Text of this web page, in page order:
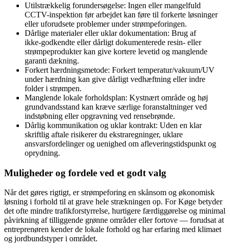
Utilstrækkelig forundersøgelse: Ingen eller mangelfuld
CCTV-inspektion før arbejdet kan føre til forkerte løsninger
eller uforudsete problemer under strømpeforingen.
Dårlige materialer eller uklar dokumentation: Brug af
ikke‑godkendte eller dårligt dokumenterede resin- eller
strømpeprodukter kan give kortere levetid og manglende
garanti dækning.
Forkert hærdningsmetode: Forkert temperatur/vakuum/UV
under hærdning kan give dårligt vedhæftning eller indre
folder i strømpen.
Manglende lokale forholdsplan: Kystnært område og høj
grundvandsstand kan kræve særlige foranstaltninger ved
indstøbning eller opgravning ved rensebrønde.
Dårlig kommunikation og uklar kontrakt: Uden en klar
skriftlig aftale risikerer du ekstraregninger, uklare
ansvarsfordelinger og uenighed om afleveringstidspunkt og
oprydning.
Muligheder og fordele ved et godt valg
Når det gøres rigtigt, er strømpeforing en skånsom og økonomisk
løsning i forhold til at grave hele strækningen op. For Køge betyder
det ofte mindre trafikforstyrrelse, hurtigere færdiggørelse og minimal
påvirkning af tilliggende grønne områder eller fortove — forudsat at
entreprenøren kender de lokale forhold og har erfaring med klimaet
og jordbundstyper i området.